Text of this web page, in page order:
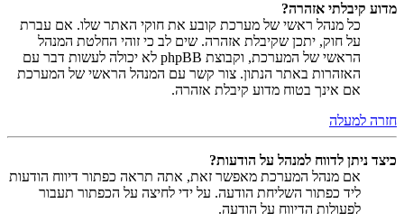
מדוע קיבלתי אזהרה?
כל מנהל ראשי של מערכת קובע את חוקי האתר שלו. אם עברת
על חוק, יתכן שקיבלת אזהרה. שים לב כי זוהי החלטת המנהל
הראשי של המערכת, וקבוצת phpBB לא יכולה לעשות דבר עם
האזהרות באתר הנתון. צור קשר עם המנהל הראשי של המערכת
אם אינך בטוח מדוע קיבלת אזהרה.
חזרה למעלה
כיצד ניתן לדווח למנהל על הודעות?
אם מנהל המערכת מאפשר זאת, אתה תראה כפתור דיווח הודעות
ליד כפתור השליחת הודעה. על ידי לחיצה על הכפתור תעבור
לפעולות הדיווח על הודעה.